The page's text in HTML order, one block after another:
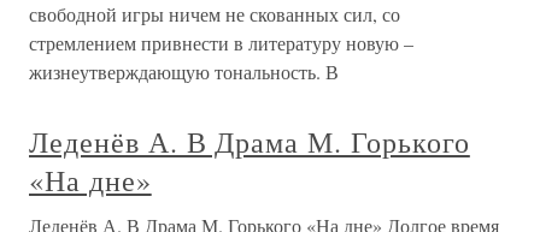
свободной игры ничем не скованных сил, со
стремлением привнести в литературу новую –
жизнеутверждающую тональность. В
Леденёв А. В Драма М. Горького
«На дне»
Леденёв А. В Драма М. Горького «На дне» Долгое время